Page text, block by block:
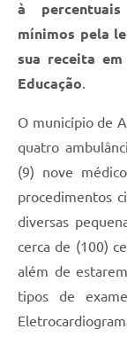
à
mínimos pela
sua receita
Educação.
O município de
quatro
(9) nove
procedimentos
diversas
cerca de (100)
além de
tipos de